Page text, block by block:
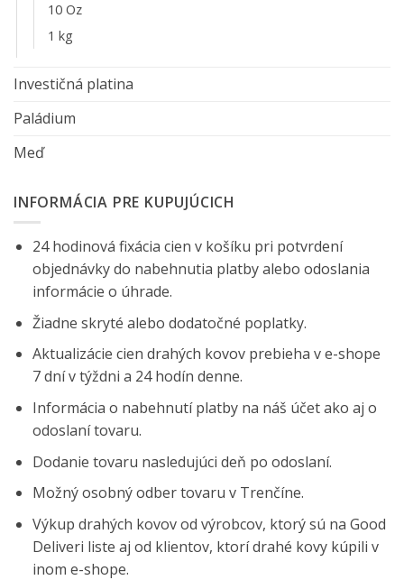
10 Oz
1 kg
Investičná platina
Paládium
Meď
INFORMÁCIA PRE KUPUJÚCICH
24 hodinová fixácia cien v košíku pri potvrdení
objednávky do nabehnutia platby alebo odoslania
informácie o úhrade.
Žiadne skryté alebo dodatočné poplatky.
Aktualizácie cien drahých kovov prebieha v e-shope
7 dní v týždni a 24 hodín denne.
Informácia o nabehnutí platby na náš účet ako aj o
odoslaní tovaru.
Dodanie tovaru nasledujúci deň po odoslaní.
Možný osobný odber tovaru v Trenčíne.
Výkup drahých kovov od výrobcov, ktorý sú na Good
Deliveri liste aj od klientov, ktorí drahé kovy kúpili v
inom e-shope.